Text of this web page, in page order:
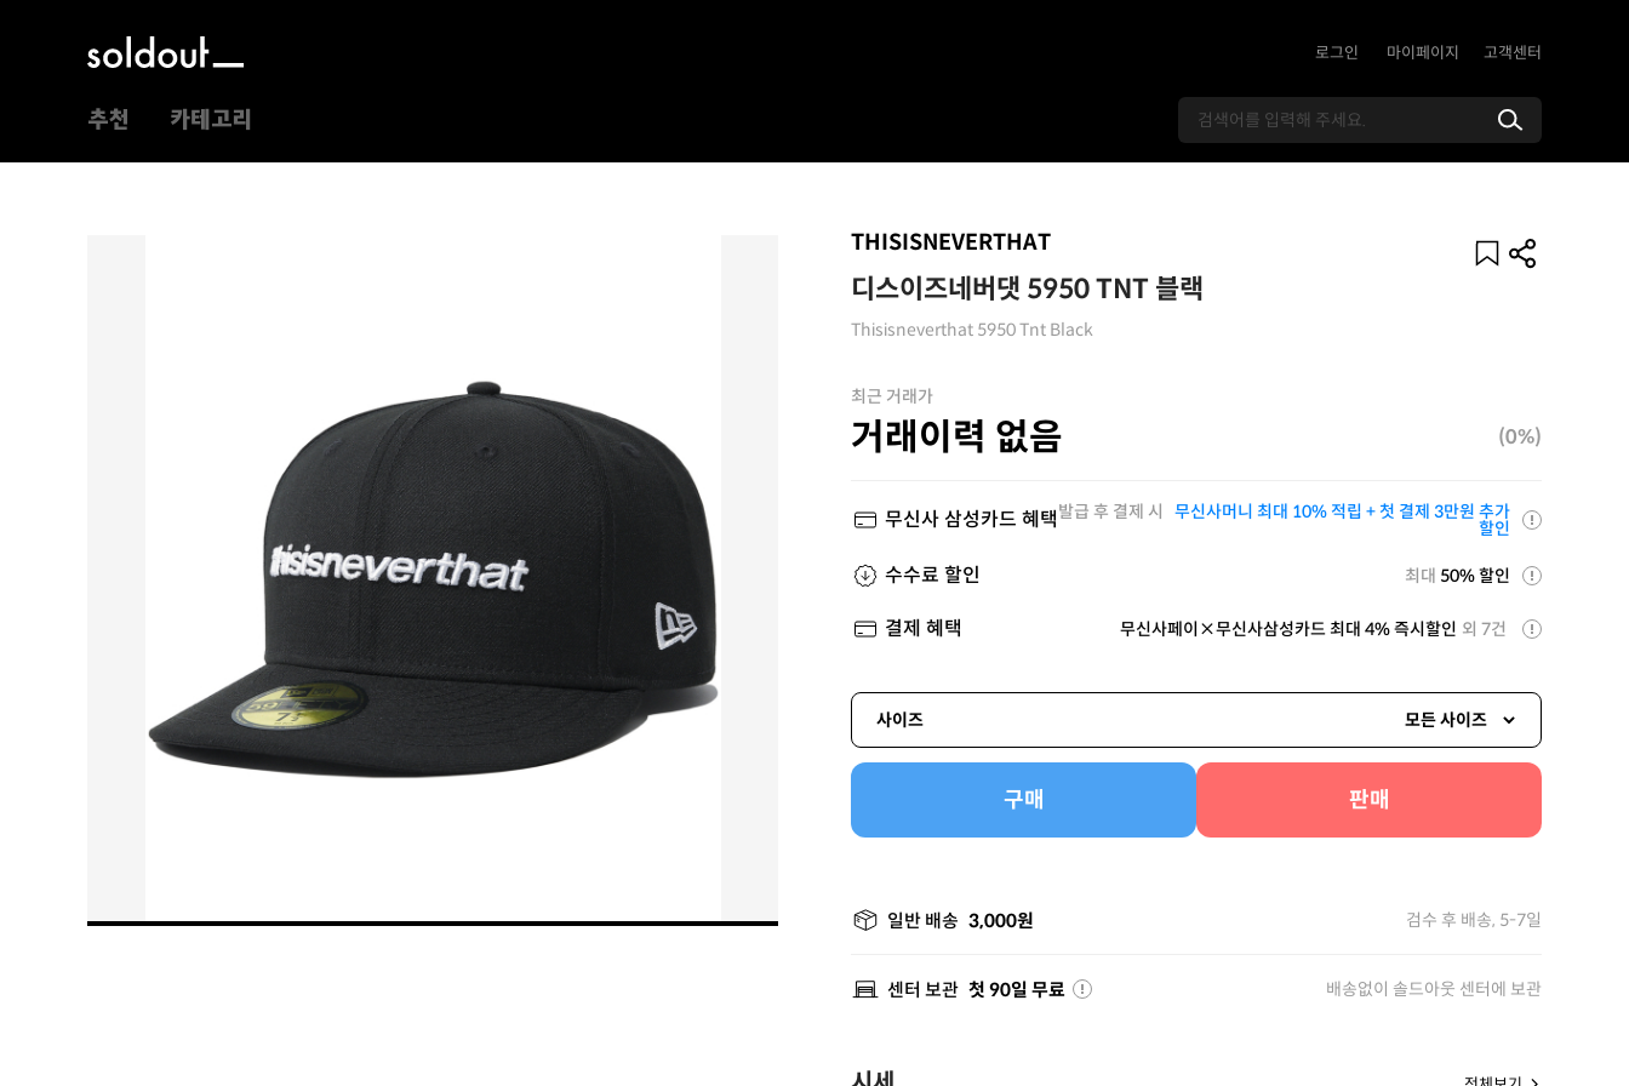
로그인 마이페이지 고객센터
추천 카테고리
THISISNEVERTHAT
디스이즈네버댓 5950 TNT 블랙
Thisisneverthat 5950 Tnt Black
최근 거래가
거래이력 없음 (0%)
무신사 삼성카드 혜택발급 후 결제 시 무신사머니 최대 10% 적립 + 첫 결제 3만원 추가
할인
수수료 할인 최대 50% 할인
결제 혜택 무신사페이×무신사삼성카드 최대 4% 즉시할인 외 7건
사이즈 모든 사이즈
구매 판매
일반 배송 3,000원 검수 후 배송, 5-7일
센터 보관 첫 90일 무료 배송없이 솔드아웃 센터에 보관